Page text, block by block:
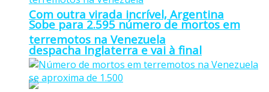
Com outra virada incrível, Argentina
despacha Inglaterra e vai à final
Sobe para 2.595 número de mortos em
terremotos na Venezuela